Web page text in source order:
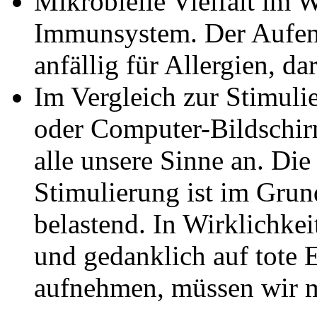
Immunsystem. Der
anfällig für Allergien,
Im Vergleich zur
oder Computer-
alle unsere Sinne an.
Stimulierung ist im
belastend. In
und gedanklich auf tote
aufnehmen, müssen wir